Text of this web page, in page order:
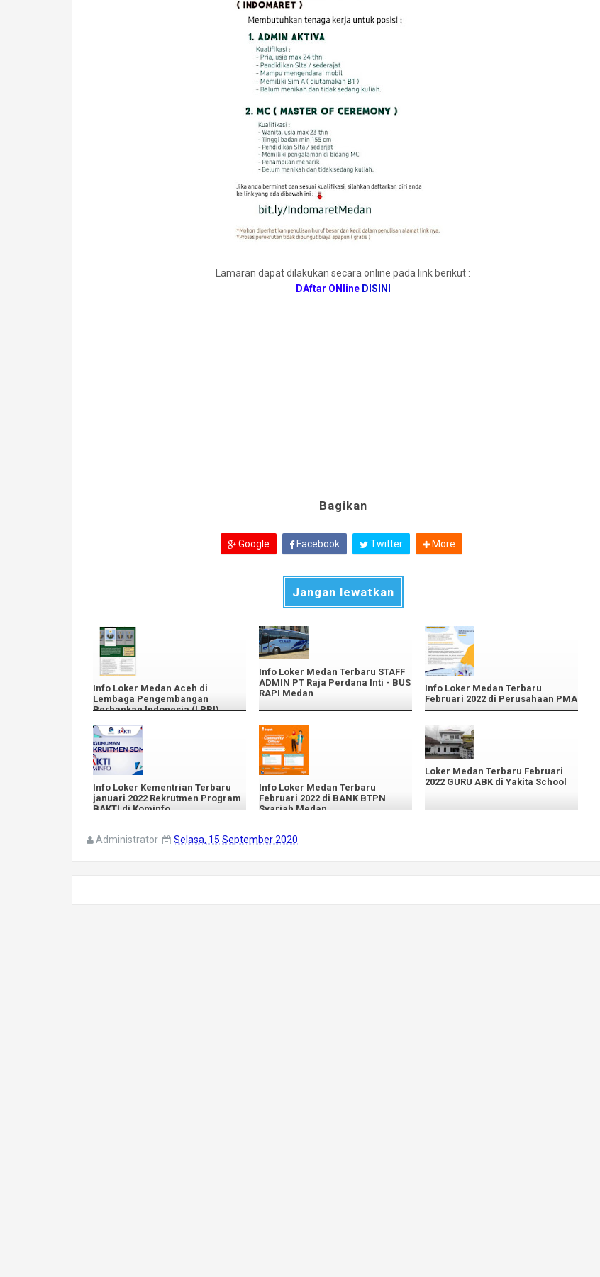
Lamaran dapat dilakukan secara online pada link berikut :
DAftar ONline DISINI
Bagikan
Google Facebook Twitter More
Jangan lewatkan
Info Loker Medan Aceh di
Lembaga Pengembangan
Perbankan Indonesia (LPPI)
Info Loker Medan Terbaru STAFF
ADMIN PT Raja Perdana Inti - BUS
RAPI Medan
Info Loker Medan Terbaru
Februari 2022 di Perusahaan PMA
Info Loker Kementrian Terbaru
januari 2022 Rekrutmen Program
BAKTI di Kominfo
Info Loker Medan Terbaru
Februari 2022 di BANK BTPN
Syariah Medan
Loker Medan Terbaru Februari
2022 GURU ABK di Yakita School
Administrator Selasa, 15 September 2020